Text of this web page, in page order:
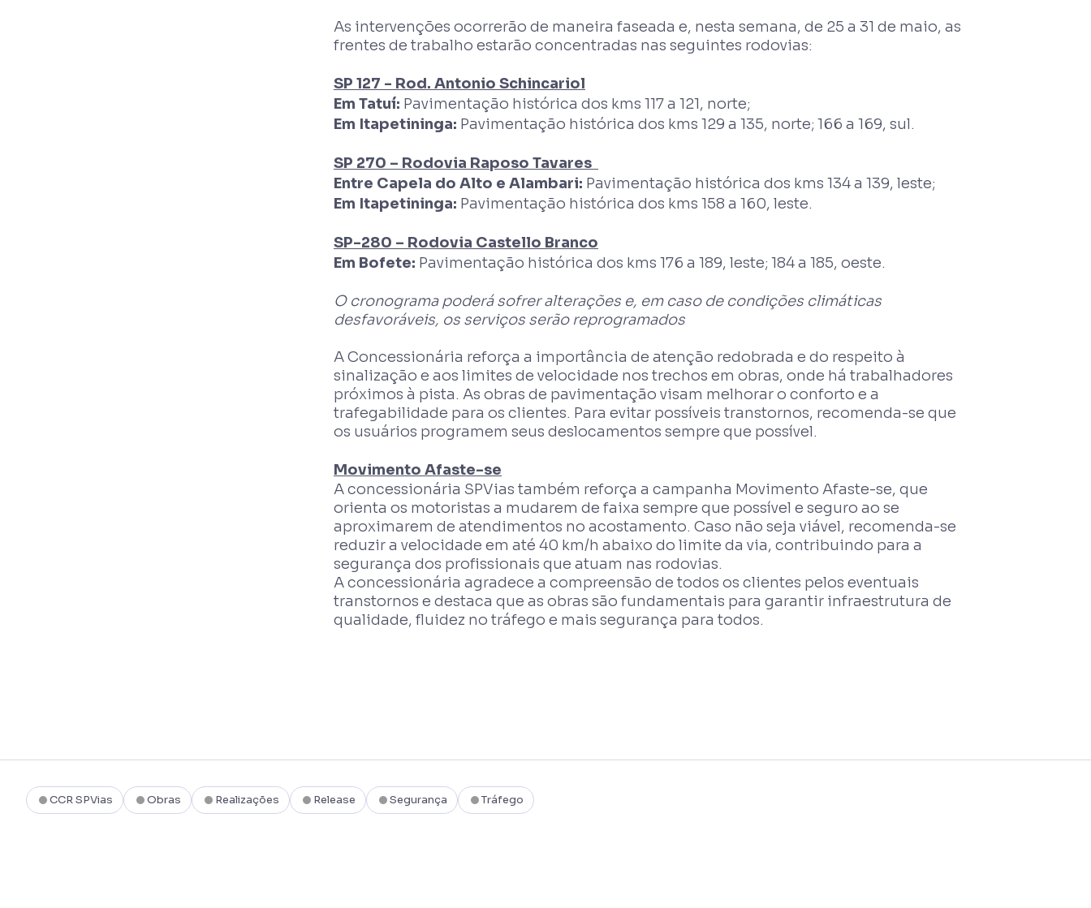
As intervenções ocorrerão de maneira faseada e, nesta semana, de 25 a 31 de maio, as
frentes de trabalho estarão concentradas nas seguintes rodovias:
SP 127 - Rod. Antonio Schincariol
Em Tatuí: Pavimentação histórica dos kms 117 a 121, norte;
Em Itapetininga: Pavimentação histórica dos kms 129 a 135, norte; 166 a 169, sul.
SP 270 – Rodovia Raposo Tavares
Entre Capela do Alto e Alambari: Pavimentação histórica dos kms 134 a 139, leste;
Em Itapetininga: Pavimentação histórica dos kms 158 a 160, leste.
SP-280 – Rodovia Castello Branco
Em Bofete: Pavimentação histórica dos kms 176 a 189, leste; 184 a 185, oeste.
O cronograma poderá sofrer alterações e, em caso de condições climáticas
desfavoráveis, os serviços serão reprogramados
A Concessionária reforça a importância de atenção redobrada e do respeito à
sinalização e aos limites de velocidade nos trechos em obras, onde há trabalhadores
próximos à pista. As obras de pavimentação visam melhorar o conforto e a
trafegabilidade para os clientes. Para evitar possíveis transtornos, recomenda-se que
os usuários programem seus deslocamentos sempre que possível.
Movimento Afaste-se
A concessionária SPVias também reforça a campanha Movimento Afaste-se, que
orienta os motoristas a mudarem de faixa sempre que possível e seguro ao se
aproximarem de atendimentos no acostamento. Caso não seja viável, recomenda-se
reduzir a velocidade em até 40 km/h abaixo do limite da via, contribuindo para a
segurança dos profissionais que atuam nas rodovias.
A concessionária agradece a compreensão de todos os clientes pelos eventuais
transtornos e destaca que as obras são fundamentais para garantir infraestrutura de
qualidade, fluidez no tráfego e mais segurança para todos.
CCR SPVias Obras Realizações Release Segurança Tráfego